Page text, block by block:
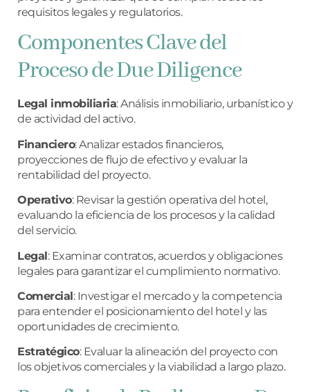
requisitos legales y regulatorios.
Componentes Clave del
Proceso de Due Diligence
Legal inmobiliaria: Análisis inmobiliario, urbanístico y
de actividad del activo.
Financiero: Analizar estados financieros,
proyecciones de flujo de efectivo y evaluar la
rentabilidad del proyecto.
Operativo: Revisar la gestión operativa del hotel,
evaluando la eficiencia de los procesos y la calidad
del servicio.
Legal: Examinar contratos, acuerdos y obligaciones
legales para garantizar el cumplimiento normativo.
Comercial: Investigar el mercado y la competencia
para entender el posicionamiento del hotel y las
oportunidades de crecimiento.
Estratégico: Evaluar la alineación del proyecto con
los objetivos comerciales y la viabilidad a largo plazo.